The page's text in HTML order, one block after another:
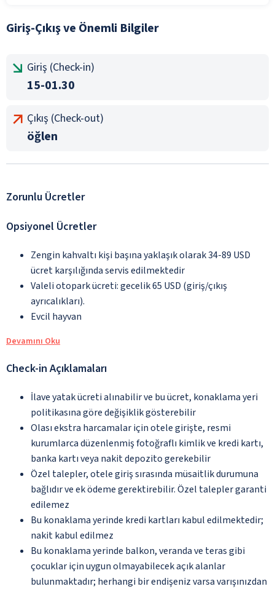
Giriş-Çıkış ve Önemli Bilgiler
Giriş (Check-in)
15-01.30
Çıkış (Check-out)
öğlen
Zorunlu Ücretler
Opsiyonel Ücretler
Zengin kahvaltı kişi başına yaklaşık olarak 34-89 USD
ücret karşılığında servis edilmektedir
Valeli otopark ücreti: gecelik 65 USD (giriş/çıkış
ayrıcalıkları).
Evcil hayvan
Devamını Oku
Check-in Açıklamaları
İlave yatak ücreti alınabilir ve bu ücret, konaklama yeri
politikasına göre değişiklik gösterebilir
Olası ekstra harcamalar için otele girişte, resmi
kurumlarca düzenlenmiş fotoğraflı kimlik ve kredi kartı,
banka kartı veya nakit depozito gerekebilir
Özel talepler, otele giriş sırasında müsaitlik durumuna
bağlıdır ve ek ödeme gerektirebilir. Özel talepler garanti
edilemez
Bu konaklama yerinde kredi kartları kabul edilmektedir;
nakit kabul edilmez
Bu konaklama yerinde balkon, veranda ve teras gibi
çocuklar için uygun olmayabilecek açık alanlar
bulunmaktadır; herhangi bir endişeniz varsa varışınızdan